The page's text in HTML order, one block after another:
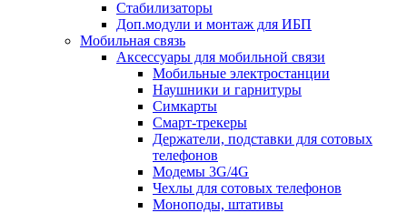
Стабилизаторы
Доп.модули и монтаж для ИБП
Мобильная связь
Аксессуары для мобильной связи
Мобильные электростанции
Наушники и гарнитуры
Симкарты
Смарт-трекеры
Держатели, подставки для сотовых
телефонов
Модемы 3G/4G
Чехлы для сотовых телефонов
Моноподы, штативы